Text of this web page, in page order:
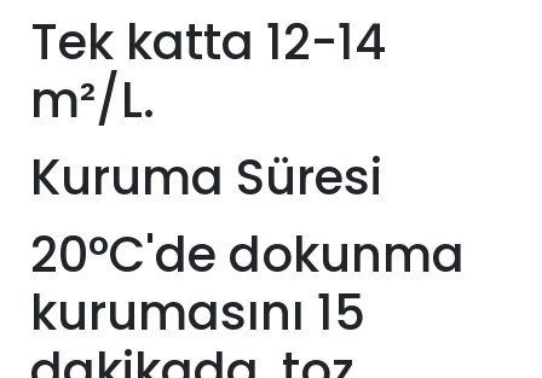
Tek katta 12-14
m²/L.
Kuruma Süresi
20°C'de dokunma
kurumasını 15